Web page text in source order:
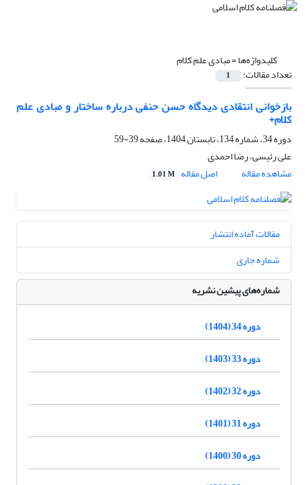
کلیدواژه‌ها =مبادی علم کلام
تعداد مقالات: 1
بازخوانی انتقادی دیدگاه حسن حنفی درباره‌ ساختار و مبادی علم
کلام+
دوره 34، شماره 134، تابستان 1404، صفحه
39-59
علی رئیسی، رضا احمدی
مشاهده مقاله
اصل مقاله 1.01 M
مقالات آماده انتشار
شماره جاری
شماره‌های پیشین نشریه
دوره 34 (1404)
دوره 33 (1403)
دوره 32 (1402)
دوره 31 (1401)
دوره 30 (1400)